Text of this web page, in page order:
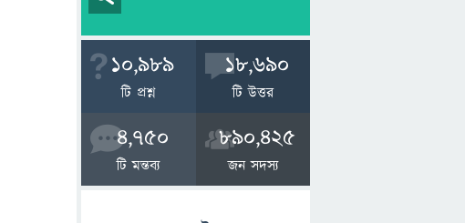
10,989
টি প্রশ্ন
18,690
টি উত্তর
4,750
টি মন্তব্য
890,425
জন সদস্য